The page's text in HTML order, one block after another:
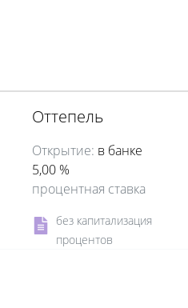
Оттепель
Открытие: в банке
5,00 %
процентная ставка
без капитализация
процентов